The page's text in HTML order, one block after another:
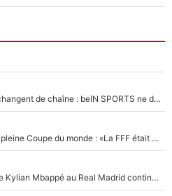
Kylian Mbappé et Lamine Yamal changent de chaîne : beIN SPORTS ne digère pas cette décision historique et prédit un fiasco pour la Liga
Didier Deschamps abandonné en pleine Coupe du monde : «La FFF était déjà passée à Zinedine Zidane»
«C'est une fierté» : La signature de Kylian Mbappé au Real Madrid continue de régaler l'Espagne